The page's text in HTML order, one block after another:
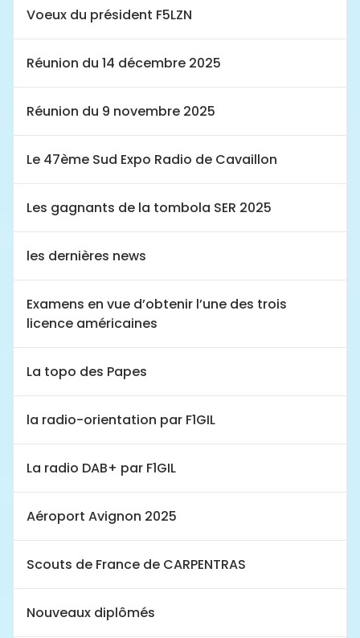
Voeux du président F5LZN
Réunion du 14 décembre 2025
Réunion du 9 novembre 2025
Le 47ème Sud Expo Radio de Cavaillon
Les gagnants de la tombola SER 2025
les dernières news
Examens en vue d’obtenir l’une des trois
licence américaines
La topo des Papes
la radio-orientation par F1GIL
La radio DAB+ par F1GIL
Aéroport Avignon 2025
Scouts de France de CARPENTRAS
Nouveaux diplômés